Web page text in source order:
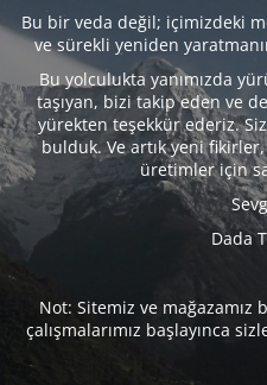
Bu bir veda değil; içimizdeki
ve sürekli yeniden
Bu yolculukta yanımızda
taşıyan, bizi takip eden ve
yürekten teşekkür ederiz.
bulduk. Ve artık yeni
üretimler için
Dada
Not: Sitemiz ve mağazamız
çalışmalarımız başlayınca